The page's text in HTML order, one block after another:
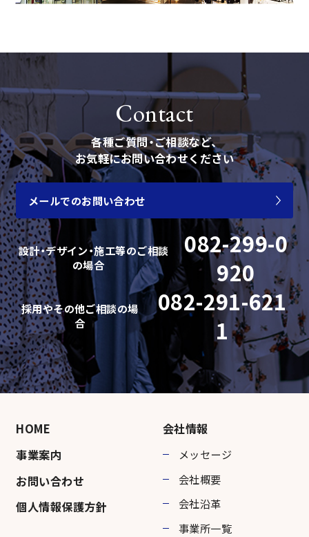
Contact
各種ご質問・ご相談など、
お気軽にお問い合わせください
メールでのお問い合わせ
設計・デザイン・施工等のご相談
の場合
082-299-0
920
採用やその他ご相談の場
合
082-291-621
1
HOME
事業案内
お問い合わせ
個人情報保護方針
会社情報
メッセージ
会社概要
会社沿革
事業所一覧